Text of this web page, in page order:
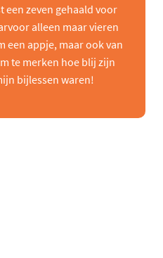
zeven gehaald voor
alleen maar vieren
een appje, maar ook van
te merken hoe blij zijn
bijlessen waren!